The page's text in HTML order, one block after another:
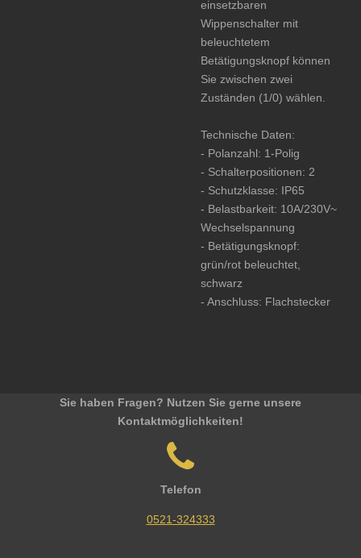
einsetzbaren
Wippenschalter mit
beleuchtetem
Betätigungsknopf können
Sie zwischen zwei
Zuständen (1/0) wählen.
Technische Daten:
- Polanzahl: 1-Polig
- Schalterpositionen: 2
- Schutzklasse: IP65
- Belastbarkeit: 10A/230V~
Wechselspannung
- Betätigungsknopf:
grün/rot beleuchtet,
schwarz
- Anschluss: Flachstecker
Sie haben Fragen? Nutzen Sie gerne unsere
Kontaktmöglichkeiten!
Telefon
0521-324333